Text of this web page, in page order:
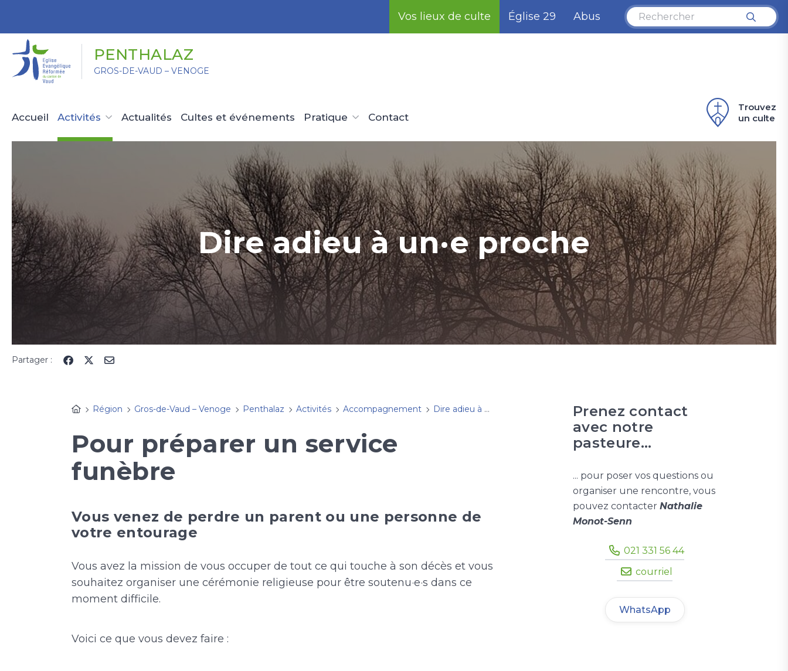
Vos lieux de culte Église 29 Abus
PENTHALAZ
GROS-DE-VAUD – VENOGE
Accueil Activités Actualités Cultes et événements Pratique Contact
Trouvez
un culte
Dire adieu à un·e proche
Partager :
Région Gros-de-Vaud – Venoge Penthalaz Activités Accompagnement Dire adieu à un·e proche
Pour préparer un service
funèbre
Vous venez de perdre un parent ou une personne de
votre entourage
Vous avez la mission de vous occuper de tout ce qui touche à son décès et vous
souhaitez organiser une cérémonie religieuse pour être soutenu·e·s dans ce
moment difficile.
Voici ce que vous devez faire :
Prenez contact
avec notre
pasteure...
... pour poser vos questions ou
organiser une rencontre, vous
pouvez contacter Nathalie
Monot-Senn
021 331 56 44
courriel
WhatsApp